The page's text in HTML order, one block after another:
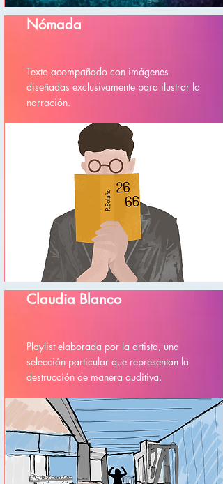
Nómada
Texto acompañado con imágenes
diseñadas exclusivamente para ilustrar la
narración.
Claudia Blanco
Playlist elaborada por la artista, una
selección particular que representan la
destrucción de manera auditiva.